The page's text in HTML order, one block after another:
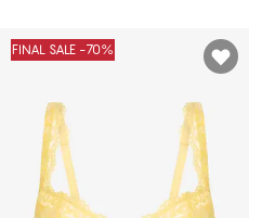
FINAL SALE -70%